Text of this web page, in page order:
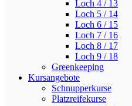
Loch 4 / 13
Loch 5 / 14
Loch 6 / 15
Loch 7 / 16
Loch 8 / 17
Loch 9 / 18
Greenkeeping
Kursangebote
Schnupperkurse
Platzreifekurse